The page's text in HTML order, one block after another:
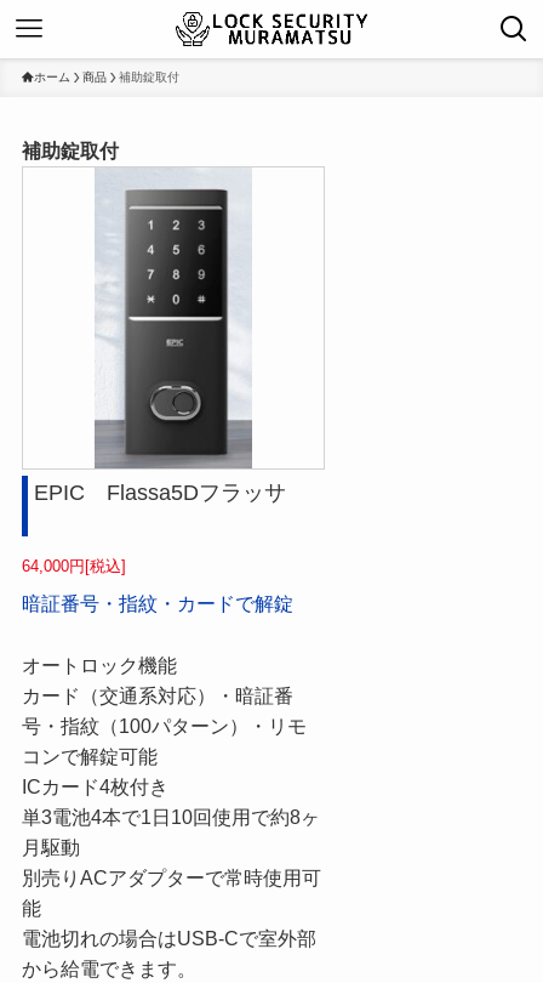
ホーム 商品 補助錠取付
補助錠取付
EPIC Flassa5Dフラッサ
64,000円[税込]
暗証番号・指紋・カードで解錠
オートロック機能
カード（交通系対応）・暗証番
号・指紋（100パターン）・リモ
コンで解錠可能
ICカード4枚付き
単3電池4本で1日10回使用で約8ヶ
月駆動
別売りACアダプターで常時使用可
能
電池切れの場合はUSB-Cで室外部
から給電できます。